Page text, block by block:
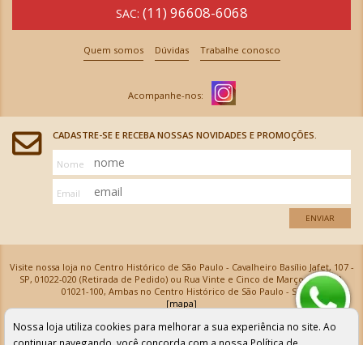
SAC: (11) 96608-6068
Quem somos Dúvidas Trabalhe conosco
CADASTRE-SE E RECEBA NOSSAS NOVIDADES E PROMOÇÕES.
Nome
Email
ENVIAR
Visite nossa loja no Centro Histórico de São Paulo - Cavalheiro Basílio Jafet, 107 -
SP, 01022-020 (Retirada de Pedido) ou Rua Vinte e Cinco de Março, 576 - SP,
01021-100, Ambas no Centro Histórico de São Paulo - SP
[mapa]
Armarinhos Santa Cecília Ltda | CNPJ: 61.069.639/0001-18
Os preços e as condições de pagamento apresentadas na loja virtual não valem para nossa loja física e
podem sofrer alterações sem aviso prévio. Vendas com cartão de crédito sujeitas a análise e
Nossa loja utiliza cookies para melhorar a sua experiência no site. Ao